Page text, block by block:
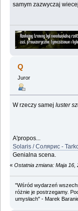
samym zazwyczaj
Q
Juror
W rzeczy samejluster
A'propos...
Solaris / Солярис -
Genialna scena.
« Ostatnia zmiana: Maja 16,
"Wśród wydarzeń
różnie je postrzegamy.
umysłach" - Marek